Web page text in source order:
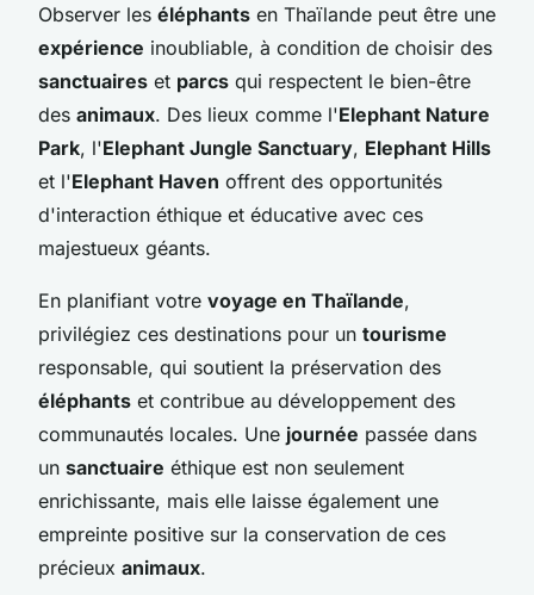
Observer les éléphants en Thaïlande peut être une
expérience inoubliable, à condition de choisir des
sanctuaires et parcs qui respectent le bien-être
des animaux. Des lieux comme l'Elephant Nature
Park, l'Elephant Jungle Sanctuary, Elephant Hills
et l'Elephant Haven offrent des opportunités
d'interaction éthique et éducative avec ces
majestueux géants.
En planifiant votre voyage en Thaïlande,
privilégiez ces destinations pour un tourisme
responsable, qui soutient la préservation des
éléphants et contribue au développement des
communautés locales. Une journée passée dans
un sanctuaire éthique est non seulement
enrichissante, mais elle laisse également une
empreinte positive sur la conservation de ces
précieux animaux.